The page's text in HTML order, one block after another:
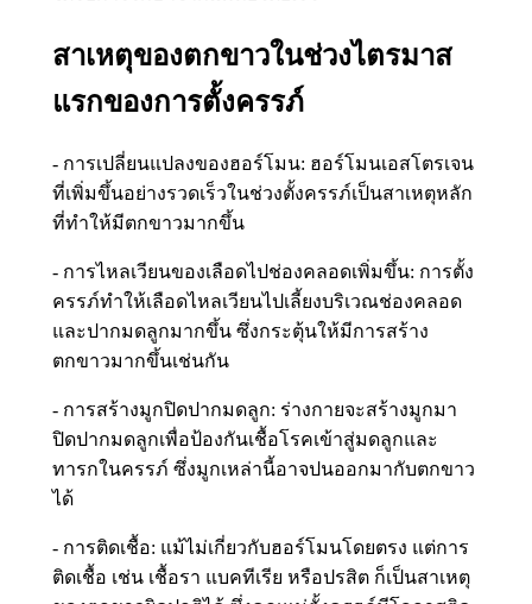
สาเหตุของตกขาวในช่วงไตรมาส
แรกของการตั้งครรภ์
- การเปลี่ยนแปลงของฮอร์โมน: ฮอร์โมนเอสโตรเจน
ที่เพิ่มขึ้นอย่างรวดเร็วในช่วงตั้งครรภ์เป็นสาเหตุหลัก
ที่ทำให้มีตกขาวมากขึ้น
- การไหลเวียนของเลือดไปช่องคลอดเพิ่มขึ้น: การตั้ง
ครรภ์ทำให้เลือดไหลเวียนไปเลี้ยงบริเวณช่องคลอด
และปากมดลูกมากขึ้น ซึ่งกระตุ้นให้มีการสร้าง
ตกขาวมากขึ้นเช่นกัน
- การสร้างมูกปิดปากมดลูก: ร่างกายจะสร้างมูกมา
ปิดปากมดลูกเพื่อป้องกันเชื้อโรคเข้าสู่มดลูกและ
ทารกในครรภ์ ซึ่งมูกเหล่านี้อาจปนออกมากับตกขาว
ได้
- การติดเชื้อ: แม้ไม่เกี่ยวกับฮอร์โมนโดยตรง แต่การ
ติดเชื้อ เช่น เชื้อรา แบคทีเรีย หรือปรสิต ก็เป็นสาเหตุ